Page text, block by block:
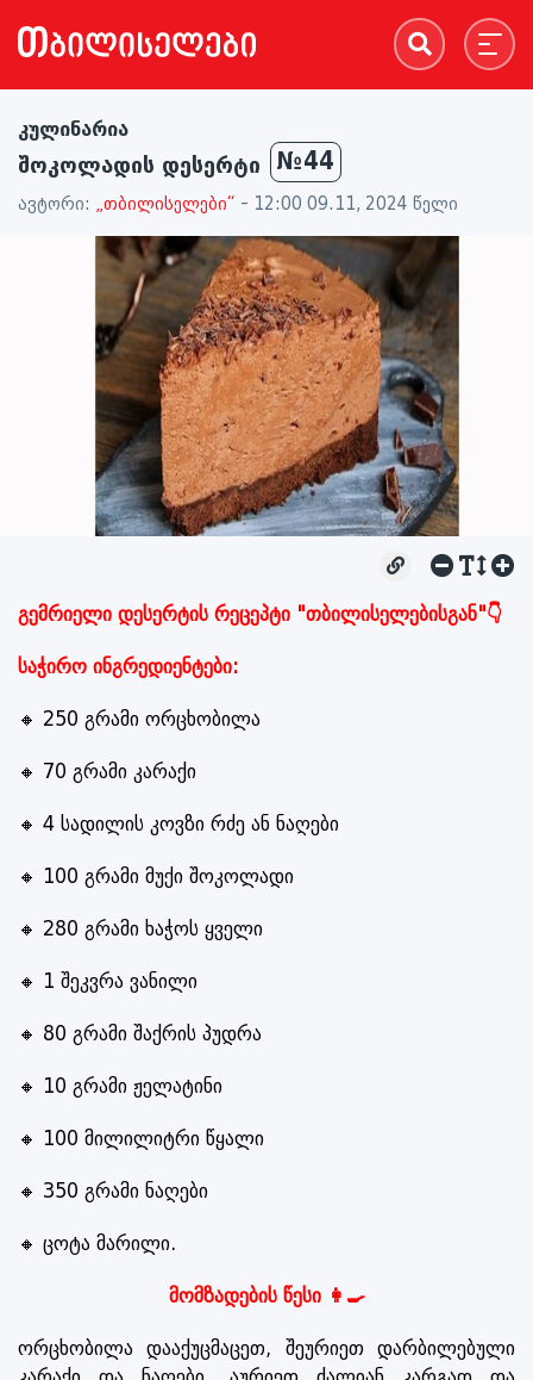
კულინარია
შოკოლადის დესერტი №44
ავტორი: „თბილისელები“ - 12:00 09.11, 2024 წელი
გემრიელი დესერტის რეცეპტი "თბილისელებისგან"👇
საჭირო ინგრედიენტები:
🔸 250 გრამი ორცხობილა
🔸 70 გრამი კარაქი
🔸 4 სადილის კოვზი რძე ან ნაღები
🔸 100 გრამი მუქი შოკოლადი
🔸 280 გრამი ხაჭოს ყველი
🔸 1 შეკვრა ვანილი
🔸 80 გრამი შაქრის პუდრა
🔸 10 გრამი ჟელატინი
🔸 100 მილილიტრი წყალი
🔸 350 გრამი ნაღები
🔸 ცოტა მარილი.
მომზადების წესი 👩‍🍳
ორცხობილა დააქუცმაცეთ, შეურიეთ დარბილებული